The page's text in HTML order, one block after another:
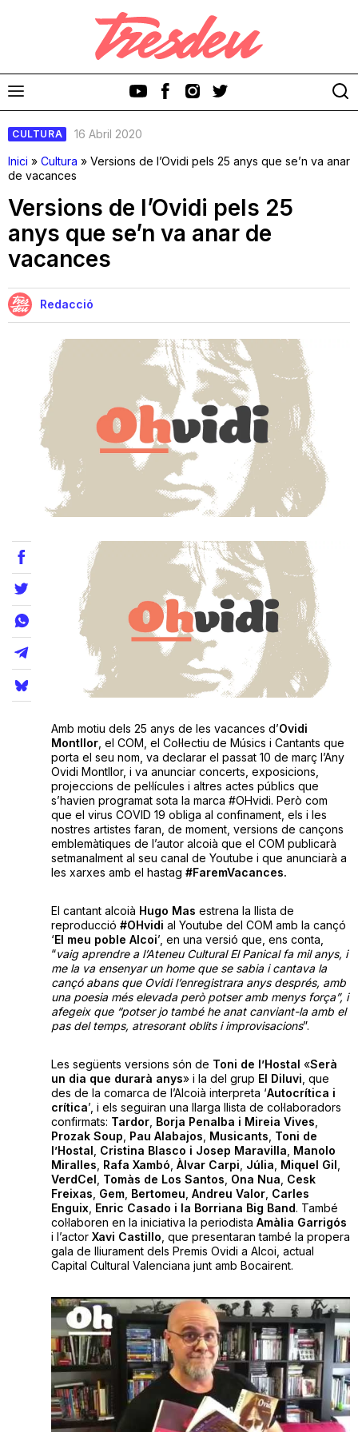
Discos
Festivals
Teatre
Internet
Opinió
Llibres
La Llista
Llocs
CULTURA
16 Abril 2020
Inici » Cultura » Versions de l’Ovidi pels 25 anys que se’n va anar
de vacances
Versions de l’Ovidi pels 25
anys que se’n va anar de
vacances
Redacció
Amb motiu dels 25 anys de les vacances d’Ovidi
Montllor, el COM, el Col·lectiu de Músics i Cantants que
porta el seu nom, va declarar el passat 10 de març l’Any
Ovidi Montllor, i va anunciar concerts, exposicions,
projeccions de pel·lícules i altres actes públics que
s’havien programat sota la marca #OHvidi. Però com
que el virus COVID 19 obliga al confinament, els i les
nostres artistes faran, de moment, versions de cançons
emblemàtiques de l’autor alcoià que el COM publicarà
setmanalment al seu canal de Youtube i que anunciarà a
les xarxes amb el hastag #FaremVacances.
El cantant alcoià Hugo Mas estrena la llista de
reproducció #OHvidi al Youtube del COM amb la cançó
‘El meu poble Alcoi’, en una versió que, ens conta,
“vaig aprendre a l’Ateneu Cultural El Panical fa mil anys, i
me la va ensenyar un home que se sabia i cantava la
cançó abans que Ovidi l’enregistrara anys després, amb
una poesia més elevada però potser amb menys força”, i
afegeix que “potser jo també he anat canviant-la amb el
pas del temps, atresorant oblits i improvisacions”.
Les següents versions són de Toni de l’Hostal «Serà
un dia que durarà anys» i la del grup El Diluvi , que
des de la comarca de l’Alcoià interpreta ‘Autocrítica i
crítica’, i els seguiran una llarga llista de col·laboradors
confirmats: Tardor, Borja Penalba i Mireia Vives
Prozak Soup Pau Alabajos Musicants Toni de
l’Hostal Cristina Blasco i Josep Maravilla Manolo
Miralles Rafa Xambó Àlvar Carpi Júlia Miquel Gil
VerdCel Tomàs de Los Santos Ona Nua Cesk
Freixas Gem, Bertomeu Andreu Valor, Carles
Enguix, Enric Casado i la Borriana Big Band. També
col·laboren en la iniciativa la periodista Amàlia Garrigós
i l’actor Xavi Castillo , que presentaran també la propera
gala de lliurament dels Premis Ovidi a Alcoi, actual
Capital Cultural Valenciana junt amb Bocairent.